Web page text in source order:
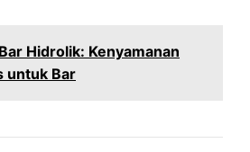
Hidrolik: Kenyamanan
untuk Bar